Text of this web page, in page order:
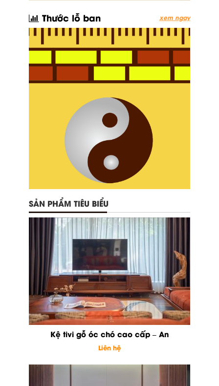
Thước lỗ ban xem ngay
SẢN PHẨM TIÊU BIỂU
Kệ tivi gỗ óc chó cao cấp – An
Liên hệ